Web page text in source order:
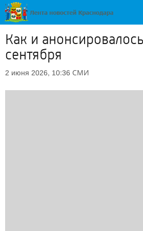
Как и
сентября
2 июня 2026, 10:36 СМИ